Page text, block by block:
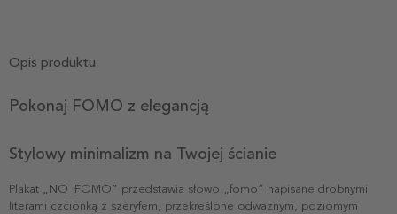
Opis produktu
Pokonaj FOMO z elegancją
Stylowy minimalizm na Twojej ścianie
Plakat „NO_FOMO” przedstawia słowo „fomo” napisane drobnymi
literami czcionką z szeryfem, przekreślone odważnym, poziomym